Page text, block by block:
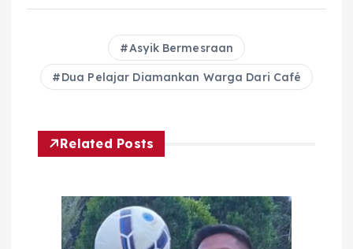
Asyik Bermesraan
Dua Pelajar Diamankan Warga Dari Café
Related Posts